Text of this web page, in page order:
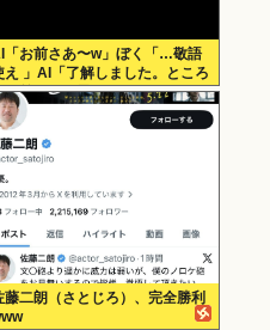
「お前さあ〜w」ぼく「…敬語
え 」AI「了解しました。ところ
お前はどう思いますか？」 これ
藤二朗（さとじろ）、完全勝利